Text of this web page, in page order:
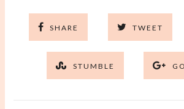
SHARE TWEET
STUMBLE